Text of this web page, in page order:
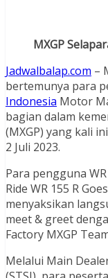
MXGP
Jadwalbalap.com –
bertemunya para
Indonesia Motor
bagian dalam
(MXGP) yang kali
2 Juli 2023.
Para pengguna
Ride WR 155 R
menyaksikan
meet & greet
Factory MXGP
Melalui Main